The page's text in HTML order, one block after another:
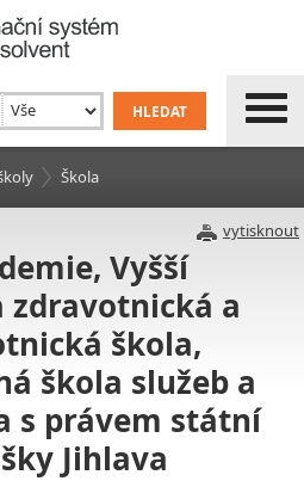
Škola
vytisknout
Vyšší
zdravotnická a
škola,
škola služeb a
s právem státní
Jihlava